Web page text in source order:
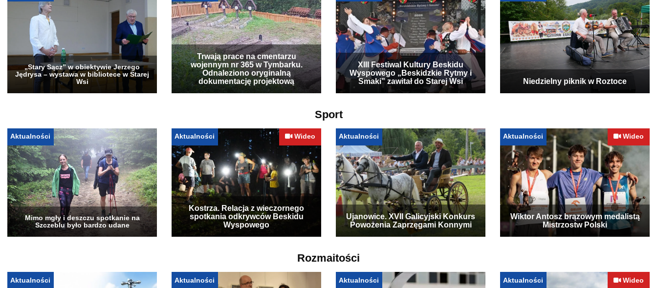
„Stary Sącz” w obiektywie Jerzego
Jędrysa – wystawa w bibliotece w Starej
Wsi
Trwają prace na cmentarzu
wojennym nr 365 w Tymbarku.
Odnaleziono oryginalną
dokumentację projektową
XIII Festiwal Kultury Beskidu
Wyspowego „Beskidzkie Rytmy i
Smaki” zawitał do Starej Wsi
Niedzielny piknik w Roztoce
Sport
Aktualności
Mimo mgły i deszczu spotkanie na
Szczeblu było bardzo udane
Aktualności Wideo
Kostrza. Relacja z wieczornego
spotkania odkrywców Beskidu
Wyspowego
Aktualności
Ujanowice. XVII Galicyjski Konkurs
Powożenia Zaprzęgami Konnymi
Aktualności Wideo
Wiktor Antosz brązowym medalistą
Mistrzostw Polski
Rozmaitości
Aktualności Aktualności Aktualności Aktualności Wideo